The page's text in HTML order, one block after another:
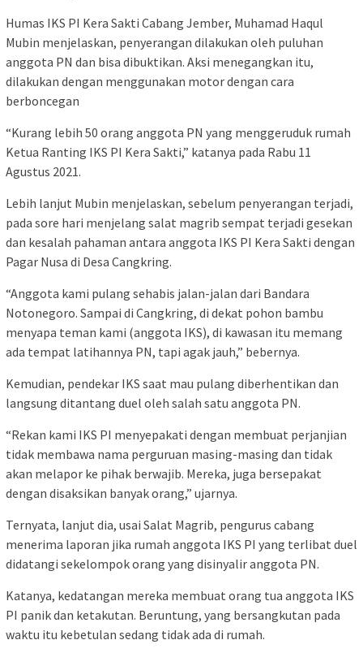
Humas IKS PI Kera Sakti Cabang Jember, Muhamad Haqul
Mubin menjelaskan, penyerangan dilakukan oleh puluhan
anggota PN dan bisa dibuktikan. Aksi menegangkan itu,
dilakukan dengan menggunakan motor dengan cara
berboncegan
“Kurang lebih 50 orang anggota PN yang menggeruduk rumah
Ketua Ranting IKS PI Kera Sakti,” katanya pada Rabu 11
Agustus 2021.
Lebih lanjut Mubin menjelaskan, sebelum penyerangan terjadi,
pada sore hari menjelang salat magrib sempat terjadi gesekan
dan kesalah pahaman antara anggota IKS PI Kera Sakti dengan
Pagar Nusa di Desa Cangkring.
“Anggota kami pulang sehabis jalan-jalan dari Bandara
Notonegoro. Sampai di Cangkring, di dekat pohon bambu
menyapa teman kami (anggota IKS), di kawasan itu memang
ada tempat latihannya PN, tapi agak jauh,” bebernya.
Kemudian, pendekar IKS saat mau pulang diberhentikan dan
langsung ditantang duel oleh salah satu anggota PN.
“Rekan kami IKS PI menyepakati dengan membuat perjanjian
tidak membawa nama perguruan masing-masing dan tidak
akan melapor ke pihak berwajib. Mereka, juga bersepakat
dengan disaksikan banyak orang,” ujarnya.
Ternyata, lanjut dia, usai Salat Magrib, pengurus cabang
menerima laporan jika rumah anggota IKS PI yang terlibat duel
didatangi sekelompok orang yang disinyalir anggota PN.
Katanya, kedatangan mereka membuat orang tua anggota IKS
PI panik dan ketakutan. Beruntung, yang bersangkutan pada
waktu itu kebetulan sedang tidak ada di rumah.